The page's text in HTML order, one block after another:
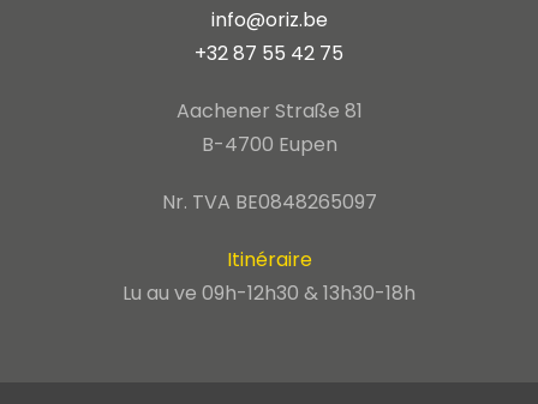
info@oriz.be
+32 87 55 42 75
Aachener Straße 81
B-4700 Eupen
Nr. TVA BE0848265097
Itinéraire
Lu au ve 09h-12h30 & 13h30-18h